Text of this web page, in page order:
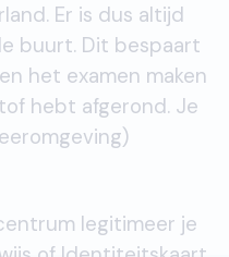
Er is dus altijd
buurt. Dit bespaart
het examen maken
hebt afgerond. Je
legitimeer je